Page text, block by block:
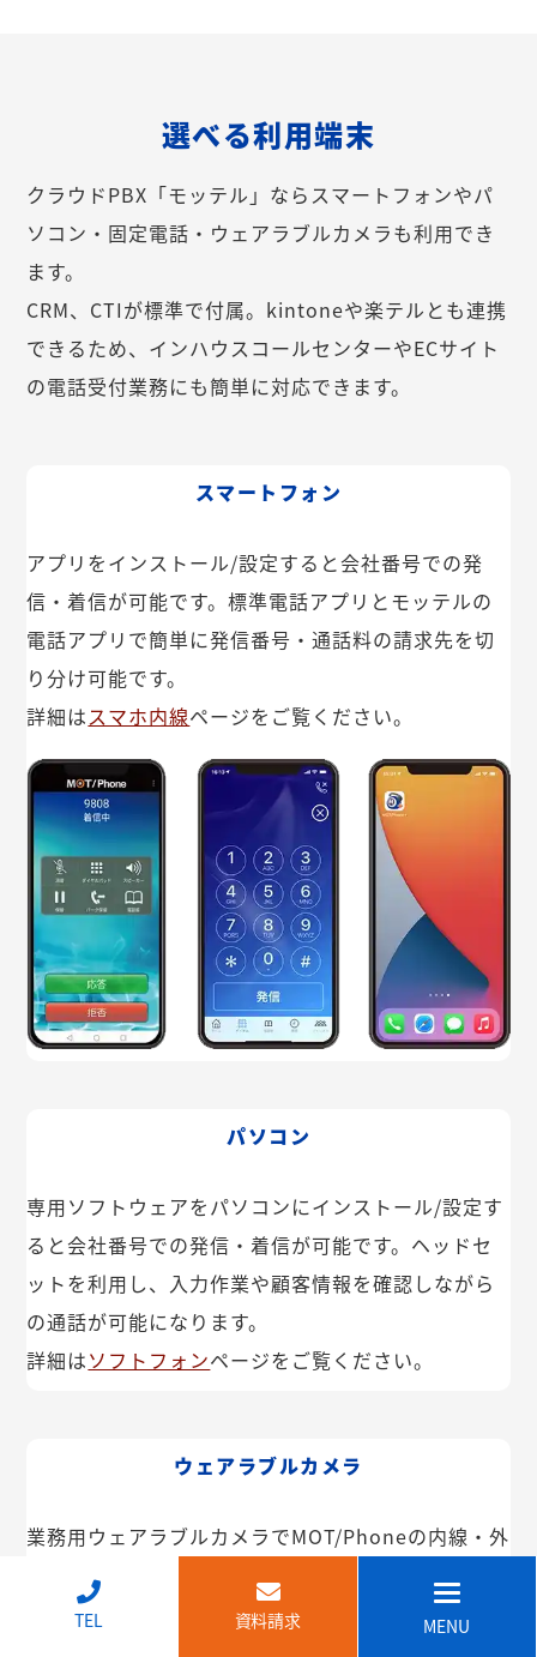
選べる利用端末
クラウドPBX「モッテル」ならスマートフォンやパ
ソコン・固定電話・ウェアラブルカメラも利用でき
ます。
CRM、CTIが標準で付属。kintoneや楽テルとも連携
できるため、インハウスコールセンターやECサイト
の電話受付業務にも簡単に対応できます。
スマートフォン
アプリをインストール/設定すると会社番号での発
信・着信が可能です。標準電話アプリとモッテルの
電話アプリで簡単に発信番号・通話料の請求先を切
り分け可能です。
詳細はスマホ内線ページをご覧ください。
パソコン
専用ソフトウェアをパソコンにインストール/設定す
ると会社番号での発信・着信が可能です。ヘッドセ
ットを利用し、入力作業や顧客情報を確認しながら
の通話が可能になります。
詳細はソフトフォンページをご覧ください。
ウェアラブルカメラ
業務用ウェアラブルカメラでMOT/Phoneの内線・外
線が利用できます。インカム機能や映像共有なども
可能。IP68で防塵・防水で建設現場などでも安心し
TEL 資料請求 MENU